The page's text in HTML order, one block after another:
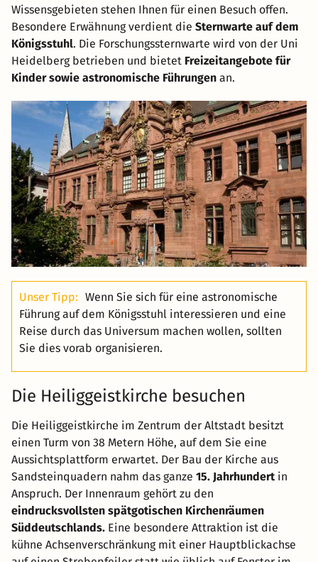
Wissensgebieten stehen Ihnen für einen Besuch offen.
Besondere Erwähnung verdient die Sternwarte auf dem
Königsstuhl. Die Forschungssternwarte wird von der Uni
Heidelberg betrieben und bietet Freizeitangebote für
Kinder sowie astronomische Führungen an.
Unser Tipp: Wenn Sie sich für eine astronomische
Führung auf dem Königsstuhl interessieren und eine
Reise durch das Universum machen wollen, sollten
Sie dies vorab organisieren.
Die Heiliggeistkirche besuchen
Die Heiliggeistkirche im Zentrum der Altstadt besitzt
einen Turm von 38 Metern Höhe, auf dem Sie eine
Aussichtsplattform erwartet. Der Bau der Kirche aus
Sandsteinquadern nahm das ganze 15. Jahrhundertin
Anspruch. Der Innenraum gehört zu den
eindrucksvollsten spätgotischen Kirchenräumen
Süddeutschlands. Eine besondere Attraktion ist die
kühne Achsenverschränkung mit einer Hauptblickachse